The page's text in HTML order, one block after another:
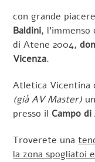
con grande
Baldini,
di Atene 2004,
Vicenza.
Atletica Vicentina
(già AV Master)
presso il Campo
Troverete una
la zona spogliatoi